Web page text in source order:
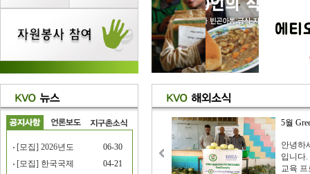
[모집] 2026년도
06-30
[모집] 한국국제
04-21
5월
안녕하
입니다
교육